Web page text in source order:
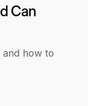
Can
and how to